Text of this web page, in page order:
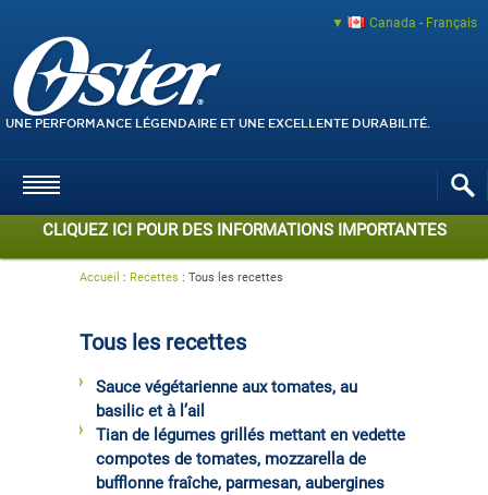
Canada - Français
UNE PERFORMANCE LÉGENDAIRE ET UNE EXCELLENTE DURABILITÉ.
CLIQUEZ ICI POUR DES INFORMATIONS IMPORTANTES
Accueil : Recettes : Tous les recettes
Tous les recettes
Sauce végétarienne aux tomates, au
basilic et à l’ail
Tian de légumes grillés mettant en vedette
compotes de tomates, mozzarella de
bufflonne fraîche, parmesan, aubergines